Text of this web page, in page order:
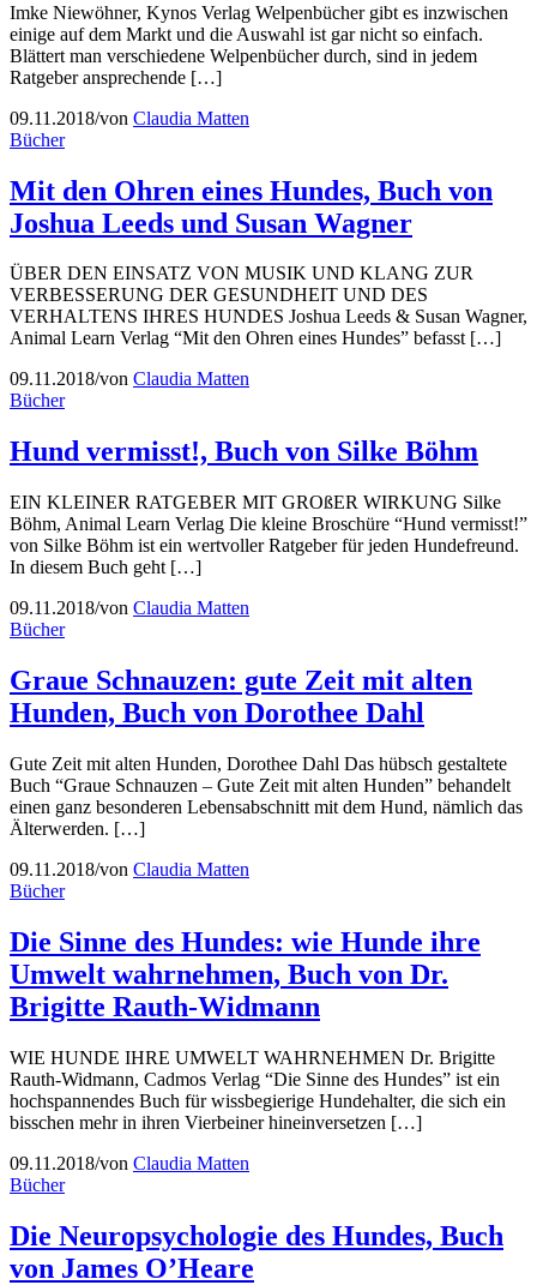
Imke Niewöhner, Kynos Verlag Welpenbücher gibt es inzwischen
einige auf dem Markt und die Auswahl ist gar nicht so einfach.
Blättert man verschiedene Welpenbücher durch, sind in jedem
Ratgeber ansprechende […]
09.11.2018/von Claudia Matten
Bücher
Mit den Ohren eines Hundes, Buch von
Joshua Leeds und Susan Wagner
ÜBER DEN EINSATZ VON MUSIK UND KLANG ZUR
VERBESSERUNG DER GESUNDHEIT UND DES
VERHALTENS IHRES HUNDES Joshua Leeds & Susan Wagner,
Animal Learn Verlag “Mit den Ohren eines Hundes” befasst […]
09.11.2018/von Claudia Matten
Bücher
Hund vermisst!, Buch von Silke Böhm
EIN KLEINER RATGEBER MIT GROßER WIRKUNG Silke
Böhm, Animal Learn Verlag Die kleine Broschüre “Hund vermisst!”
von Silke Böhm ist ein wertvoller Ratgeber für jeden Hundefreund.
In diesem Buch geht […]
09.11.2018/von Claudia Matten
Bücher
Graue Schnauzen: gute Zeit mit alten
Hunden, Buch von Dorothee Dahl
Gute Zeit mit alten Hunden, Dorothee Dahl Das hübsch gestaltete
Buch “Graue Schnauzen – Gute Zeit mit alten Hunden” behandelt
einen ganz besonderen Lebensabschnitt mit dem Hund, nämlich das
Älterwerden. […]
09.11.2018/von Claudia Matten
Bücher
Die Sinne des Hundes: wie Hunde ihre
Umwelt wahrnehmen, Buch von Dr.
Brigitte Rauth-Widmann
WIE HUNDE IHRE UMWELT WAHRNEHMEN Dr. Brigitte
Rauth-Widmann, Cadmos Verlag “Die Sinne des Hundes” ist ein
hochspannendes Buch für wissbegierige Hundehalter, die sich ein
bisschen mehr in ihren Vierbeiner hineinversetzen […]
09.11.2018/von Claudia Matten
Bücher
Die Neuropsychologie des Hundes, Buch
von James O’Heare